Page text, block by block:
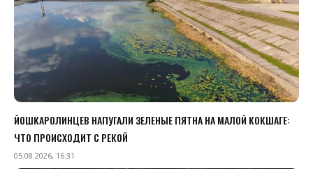
ЙОШКАРОЛИНЦЕВ НАПУГАЛИ ЗЕЛЕНЫЕ ПЯТНА НА МАЛОЙ КОКШАГЕ:
ЧТО ПРОИСХОДИТ С РЕКОЙ
05.08.2026, 16:31